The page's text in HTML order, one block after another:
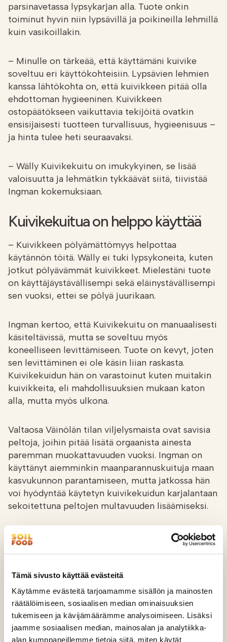
Tämä sivusto käyttää evästeitä
Käytämme evästeitä tarjoamamme sisällön ja mainosten
räätälöimiseen, sosiaalisen median ominaisuuksien
tukemiseen ja kävijämäärämme analysoimiseen. Lisäksi
jaamme sosiaalisen median, mainosalan ja analytiikka-
alan kumppaneillemme tietoja siitä, miten käytät
parsinavetassa lypsykarjan alla. Tuote onkin
toiminut hyvin niin lypsävillä ja poikineilla lehmillä
kuin vasikoillakin.
– Minulle on tärkeää, että käyttämäni kuivike
soveltuu eri käyttökohteisiin. Lypsävien lehmien
kanssa lähtökohta on, että kuivikkeen pitää olla
ehdottoman hygieeninen. Kuivikkeen
ostopäätökseen vaikuttavia tekijöitä ovatkin
ensisijaisesti tuotteen turvallisuus, hygieenisuus –
ja hinta tulee heti seuraavaksi.
– Wälly Kuivikekuitu on imukykyinen, se lisää
valoisuutta ja lehmätkin tykkäävät siitä, tiivistää
Ingman kokemuksiaan.
Kuivikekuitua on helppo käyttää
– Kuivikkeen pölyämättömyys helpottaa
käytännön töitä. Wälly ei tuki lypsykoneita, kuten
jotkut pölyävämmät kuivikkeet. Mielestäni tuote
on käyttäjäystävällisempi sekä eläinystävällisempi
sen vuoksi, ettei se pölyä juurikaan.
Ingman kertoo, että Kuivikekuitu on manuaalisesti
käsiteltävissä, mutta se soveltuu myös
koneelliseen levittämiseen. Tuote on kevyt, joten
sen levittäminen ei ole käsin liian raskasta.
Kuivikekuidun hän on varastoinut kuten muitakin
kuivikkeita, eli mahdollisuuksien mukaan katon
alla, mutta myös ulkona.
Valtaosa Väinölän tilan viljelysmaista ovat savisia
peltoja, joihin pitää lisätä orgaanista ainesta
paremman muokattavuuden vuoksi. Ingman on
käyttänyt aiemminkin maanparannuskuituja maan
kasvukunnon parantamiseen, mutta jatkossa hän
voi hyödyntää käytetyn kuivikekuidun karjalantaan
sekoitettuna peltojen multavuuden lisäämiseksi.
Kuivikekuitu on erinomaista levitettäväksi
peltomaahan kasvattamaan maan hiilivarastoa,
Kuivikekuidun raaka-aineita käytetään myös
maanparannuskuitujen raaka-aineina.
– Kuivikekuitu on hienojakoista, joten sen
levittäminen on helppoa ja tasaista.